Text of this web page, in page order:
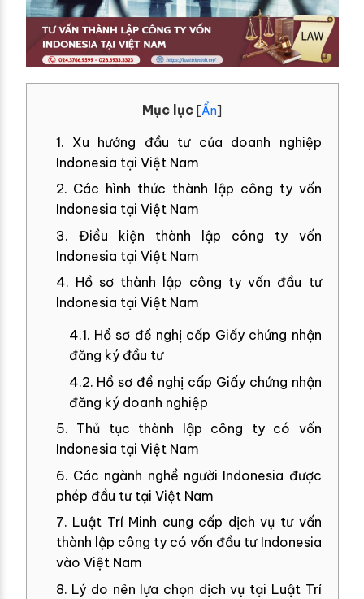
Mục lục [Ẩn]
1. Xu hướng đầu tư của doanh nghiệp
Indonesia tại Việt Nam
2. Các hình thức thành lập công ty vốn
Indonesia tại Việt Nam
3. Điều kiện thành lập công ty vốn
Indonesia tại Việt Nam
4. Hồ sơ thành lập công ty vốn đầu tư
Indonesia tại Việt Nam
4.1. Hồ sơ đề nghị cấp Giấy chứng nhận
đăng ký đầu tư
4.2. Hồ sơ đề nghị cấp Giấy chứng nhận
đăng ký doanh nghiệp
5. Thủ tục thành lập công ty có vốn
Indonesia tại Việt Nam
6. Các ngành nghề người Indonesia được
phép đầu tư tại Việt Nam
7. Luật Trí Minh cung cấp dịch vụ tư vấn
thành lập công ty có vốn đầu tư Indonesia
vào Việt Nam
8. Lý do nên lựa chọn dịch vụ tại Luật Trí